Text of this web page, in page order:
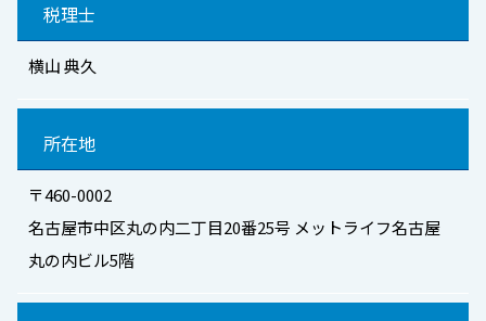
税理士
横山 典久
所在地
〒460-0002
名古屋市中区丸の内二丁目20番25号 メットライフ名古屋
丸の内ビル5階